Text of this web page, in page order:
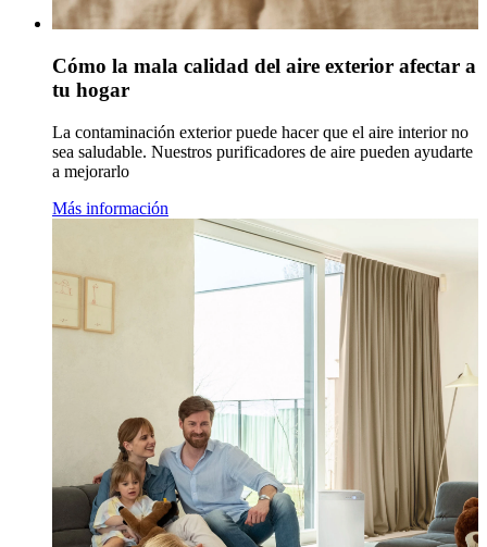
Cómo la mala calidad del aire exterior afectar a
tu hogar
La contaminación exterior puede hacer que el aire interior no
sea saludable. Nuestros purificadores de aire pueden ayudarte
a mejorarlo
Más información